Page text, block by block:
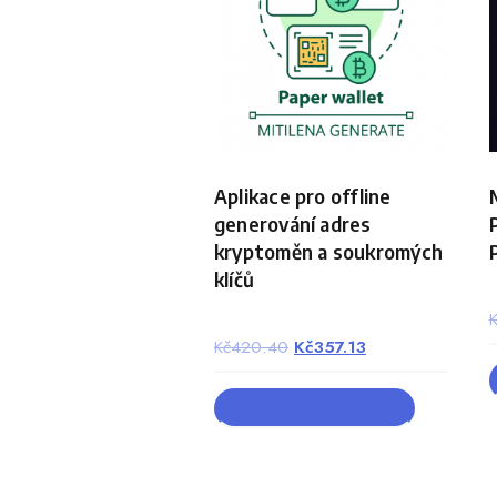
Aplikace pro offline
generování adres
kryptoměn a soukromých
klíčů
Kč420.40 Original
Kč420.40.
Kč357.13
Kč357.13.